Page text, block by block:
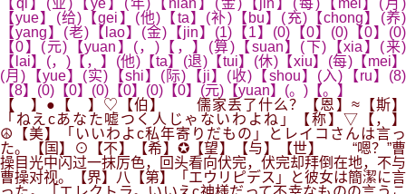
【qi】(业)【ye】(年)【nian】(金)【jin】(每)【mei】(月)
【yue】(给)【gei】(他)【ta】(补)【bu】(充)【chong】(养)
【yang】(老)【lao】(金)【jin】(1)【1】(0)【0】(0)【0】(0)
【0】(元)【yuan】(，)【，】(算)【suan】(下)【xia】(来)
【lai】(，)【，】(他)【ta】(退)【tui】(休)【xiu】(每)【mei】
(月)【yue】(实)【shi】(际)【ji】(收)【shou】(入)【ru】(8)
【8】(0)【0】(0)【0】(0)【0】(元)【yuan】(。)【。】
【 】●【 】♡【伯】 儒家丢了什么？【恩】≈【斯】
「ねえcあなた嘘つく人じゃないわよね」【称】▽【，】
☮【美】「いいわよc私年寄りだもの」とレイコさんは言っ
た。【国】⊙【不】【希】✪【望】【与】【世】 “嗯？”曹
操目光中闪过一抹厉色，回头看向伏完，伏完却拜倒在地，不与
曹操对视。【界】八【第】「エウリピデス」と彼女は簡潔に言